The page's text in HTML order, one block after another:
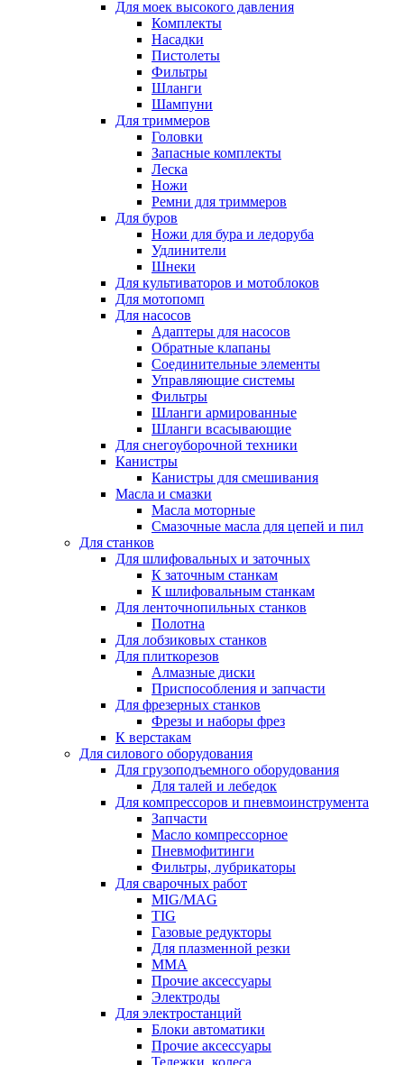
Для моек высокого давления
Комплекты
Насадки
Пистолеты
Фильтры
Шланги
Шампуни
Для триммеров
Головки
Запасные комплекты
Леска
Ножи
Ремни для триммеров
Для буров
Ножи для бура и ледоруба
Удлинители
Шнеки
Для культиваторов и мотоблоков
Для мотопомп
Для насосов
Адаптеры для насосов
Обратные клапаны
Соединительные элементы
Управляющие системы
Фильтры
Шланги армированные
Шланги всасывающие
Для снегоуборочной техники
Канистры
Канистры для смешивания
Масла и смазки
Масла моторные
Смазочные масла для цепей и пил
Для станков
Для шлифовальных и заточных
К заточным станкам
К шлифовальным станкам
Для ленточнопильных станков
Полотна
Для лобзиковых станков
Для плиткорезов
Алмазные диски
Приспособления и запчасти
Для фрезерных станков
Фрезы и наборы фрез
К верстакам
Для силового оборудования
Для грузоподъемного оборудования
Для талей и лебедок
Для компрессоров и пневмоинструмента
Запчасти
Масло компрессорное
Пневмофитинги
Фильтры, лубрикаторы
Для сварочных работ
MIG/MAG
TIG
Газовые редукторы
Для плазменной резки
ММА
Прочие аксессуары
Электроды
Для электростанций
Блоки автоматики
Прочие аксессуары
Тележки, колеса